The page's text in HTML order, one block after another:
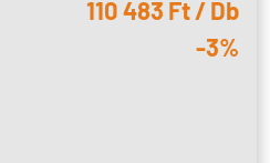
110 483 Ft / Db
-3%